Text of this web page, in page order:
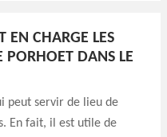
EN CHARGE LES
PORHOET DANS LE
peut servir de lieu de
En fait, il est utile de